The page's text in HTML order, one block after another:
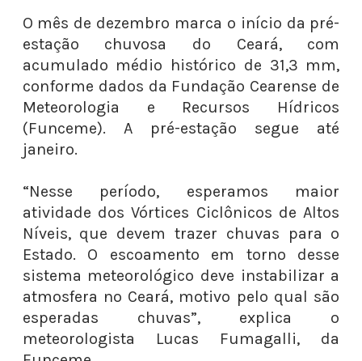
O mês de dezembro marca o início da pré-
estação chuvosa do Ceará, com
acumulado médio histórico de 31,3 mm,
conforme dados da Fundação Cearense de
Meteorologia e Recursos Hídricos
(Funceme). A pré-estação segue até
janeiro.
“Nesse período, esperamos maior
atividade dos Vórtices Ciclônicos de Altos
Níveis, que devem trazer chuvas para o
Estado. O escoamento em torno desse
sistema meteorológico deve instabilizar a
atmosfera no Ceará, motivo pelo qual são
esperadas chuvas”, explica o
meteorologista Lucas Fumagalli, da